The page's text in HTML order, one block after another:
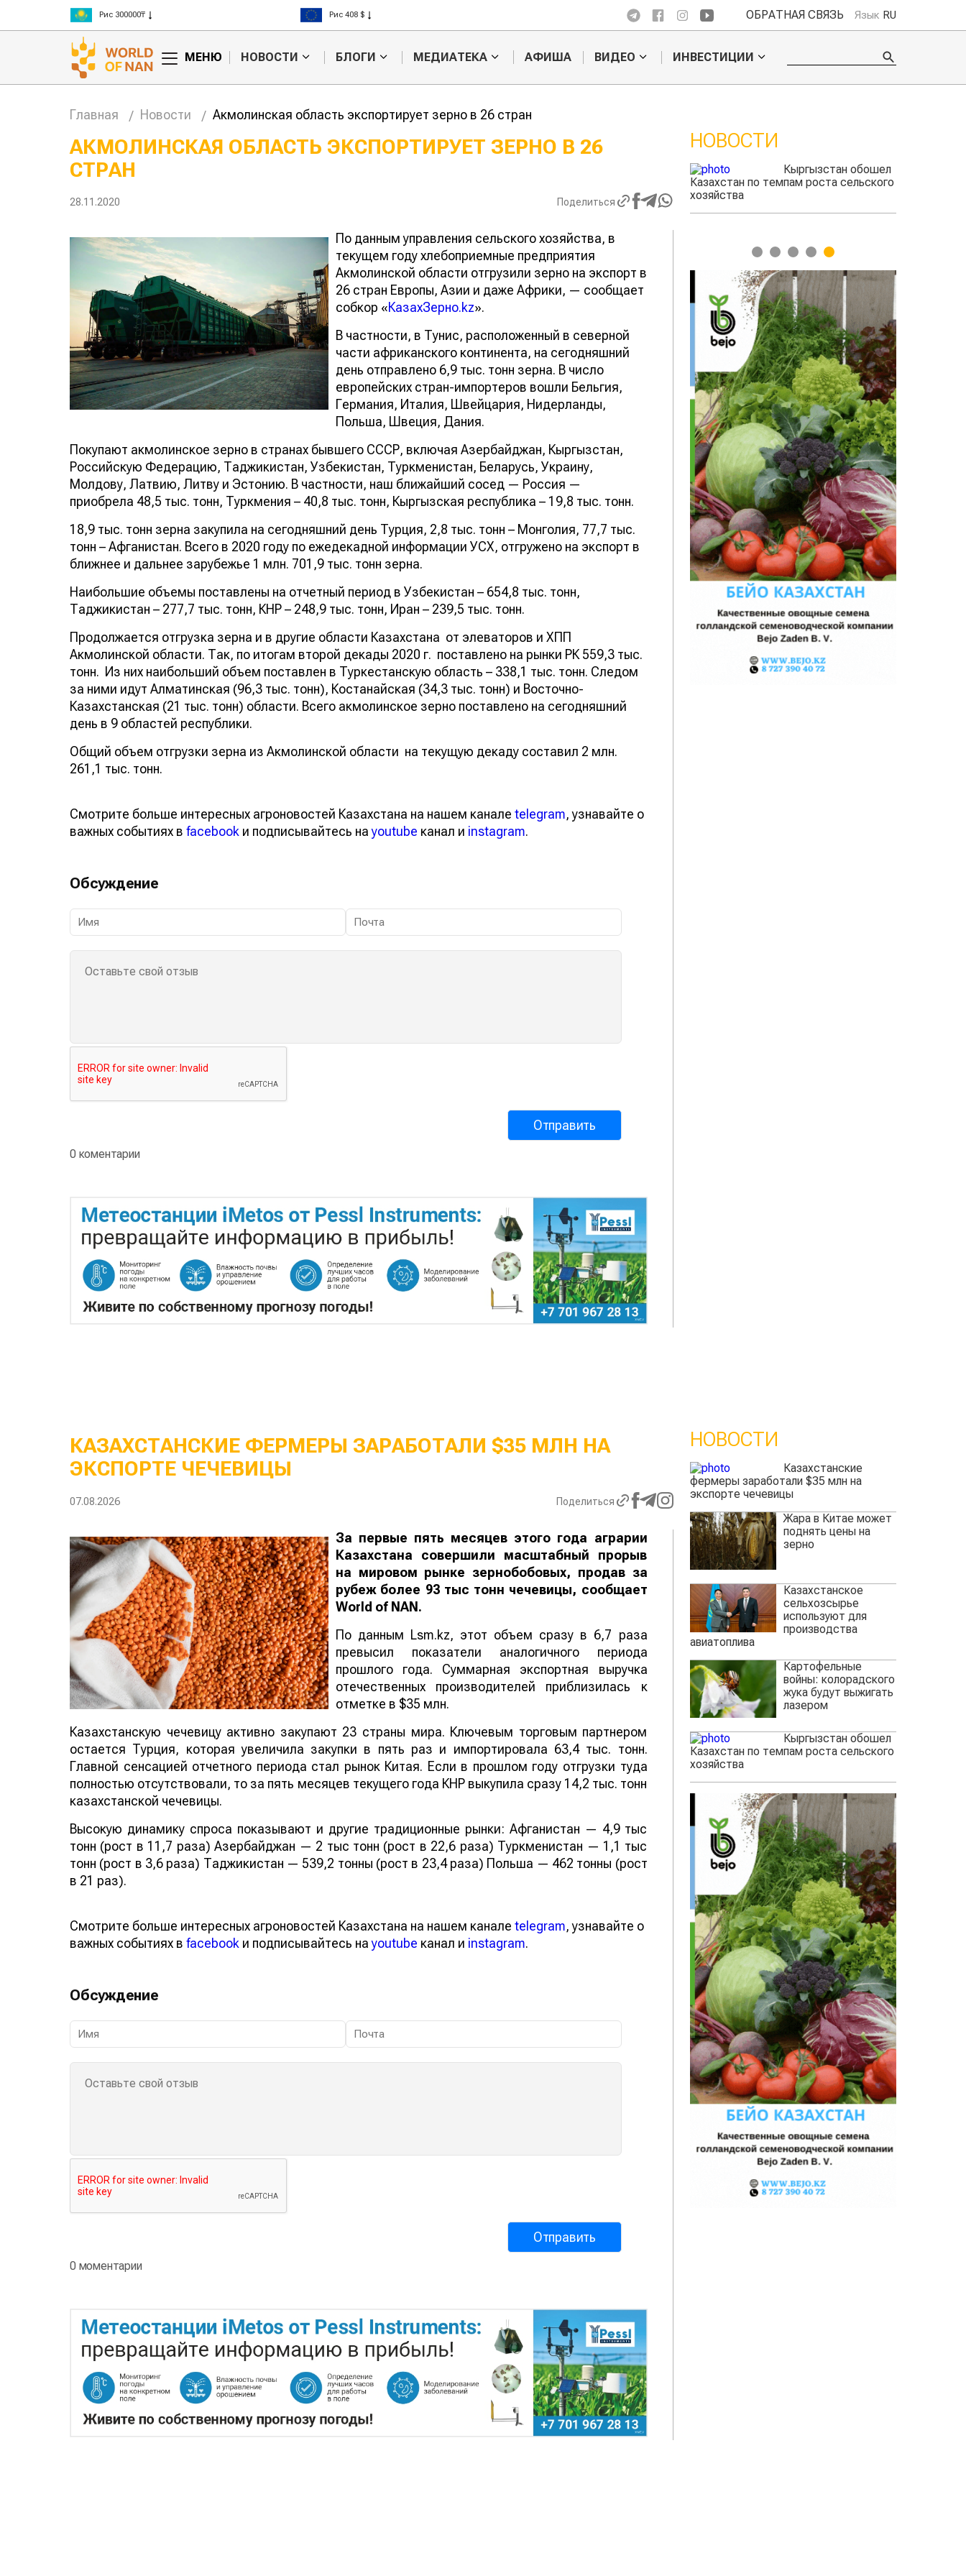
Рис 300000₸
Пшеница 3 класс 125000₸
Рис 408 $
Пшеница 423 $
ОБРАТНАЯ СВЯЗЬ Язык RU
МЕНЮ НОВОСТИ БЛОГИ МЕДИАТЕКА АФИША ВИДЕО ИНВЕСТИЦИИ
Главная Новости Акмолинская область экспортирует зерно в 26 стран
АКМОЛИНСКАЯ ОБЛАСТЬ ЭКСПОРТИРУЕТ ЗЕРНО В 26
СТРАН
28.11.2020 Поделиться
По данным управления сельского хозяйства, в
текущем году хлебоприемные предприятия
Акмолинской области отгрузили зерно на экспорт в
26 стран Европы, Азии и даже Африки, — сообщает
собкор «КазахЗерно.kz».
В частности, в Тунис, расположенный в северной
части африканского континента, на сегодняшний
день отправлено 6,9 тыс. тонн зерна. В число
европейских стран-импортеров вошли Бельгия,
Германия, Италия, Швейцария, Нидерланды,
Польша, Швеция, Дания.
Покупают акмолинское зерно в странах бывшего СССР, включая Азербайджан, Кыргызстан,
Российскую Федерацию, Таджикистан, Узбекистан, Туркменистан, Беларусь, Украину,
Молдову, Латвию, Литву и Эстонию. В частности, наш ближайший сосед — Россия —
приобрела 48,5 тыс. тонн, Туркмения – 40,8 тыс. тонн, Кыргызская республика – 19,8 тыс. тонн.
18,9 тыс. тонн зерна закупила на сегодняшний день Турция, 2,8 тыс. тонн – Монголия, 77,7 тыс.
тонн – Афганистан. Всего в 2020 году по ежедекадной информации УСХ, отгружено на экспорт в
ближнее и дальнее зарубежье 1 млн. 701,9 тыс. тонн зерна.
Наибольшие объемы поставлены на отчетный период в Узбекистан – 654,8 тыс. тонн,
Таджикистан – 277,7 тыс. тонн, КНР – 248,9 тыс. тонн, Иран – 239,5 тыс. тонн.
Продолжается отгрузка зерна и в другие области Казахстана от элеваторов и ХПП
Акмолинской области. Так, по итогам второй декады 2020 г. поставлено на рынки РК 559,3 тыс.
тонн. Из них наибольший объем поставлен в Туркестанскую область – 338,1 тыс. тонн. Следом
за ними идут Алматинская (96,3 тыс. тонн), Костанайская (34,3 тыс. тонн) и Восточно-
Казахстанская (21 тыс. тонн) области. Всего акмолинское зерно поставлено на сегодняшний
день в 9 областей республики.
Общий объем отгрузки зерна из Акмолинской области на текущую декаду составил 2 млн.
261,1 тыс. тонн.
Смотрите больше интересных агроновостей Казахстана на нашем канале telegram, узнавайте о
важных событиях в facebook и подписывайтесь наyoutube канал и instagram.
Обсуждение
0 коментарии
НОВОСТИ
жука будут выжигать
лазером
Кыргызстан обошел
Казахстан по темпам роста сельского
хозяйства
1 2 3 4 5
КАЗАХСТАНСКИЕ ФЕРМЕРЫ ЗАРАБОТАЛИ $35 МЛН НА
ЭКСПОРТЕ ЧЕЧЕВИЦЫ
07.08.2026 Поделиться
За первые пять месяцев этого года аграрии
Казахстана совершили масштабный прорыв
на мировом рынке зернобобовых, продав за
рубеж более 93 тыс тонн чечевицы, сообщает
World of NAN .
По данным Lsm.kz, этот объем сразу в 6,7 раза
превысил показатели аналогичного периода
прошлого года. Суммарная экспортная выручка
отечественных производителей приблизилась к
отметке в $35 млн.
Казахстанскую чечевицу активно закупают 23 страны мира. Ключевым торговым партнером
остается Турция, которая увеличила закупки в пять раз и импортировала 63,4 тыс. тонн.
Главной сенсацией отчетного периода стал рынок Китая. Если в прошлом году отгрузки туда
полностью отсутствовали, то за пять месяцев текущего года КНР выкупила сразу 14,2 тыс. тонн
казахстанской чечевицы.
Высокую динамику спроса показывают и другие традиционные рынки: Афганистан — 4,9 тыс
тонн (рост в 11,7 раза) Азербайджан — 2 тыс тонн (рост в 22,6 раза) Туркменистан — 1,1 тыс
тонн (рост в 3,6 раза) Таджикистан — 539,2 тонны (рост в 23,4 раза) Польша — 462 тонны (рост
в 21 раз).
Смотрите больше интересных агроновостей Казахстана на нашем канале telegram, узнавайте о
важных событиях в facebook и подписывайтесь наyoutube канал и instagram.
Обсуждение
0 моментарии
НОВОСТИ
Казахстанские
фермеры заработали $35 млн на
экспорте чечевицы
Жара в Китае может
поднять цены на
зерно
Казахстанское
сельхозсырье
используют для
производства
авиатоплива
Картофельные
войны: колорадского
жука будут выжигать
лазером
Кыргызстан обошел
Казахстан по темпам роста сельского
хозяйства